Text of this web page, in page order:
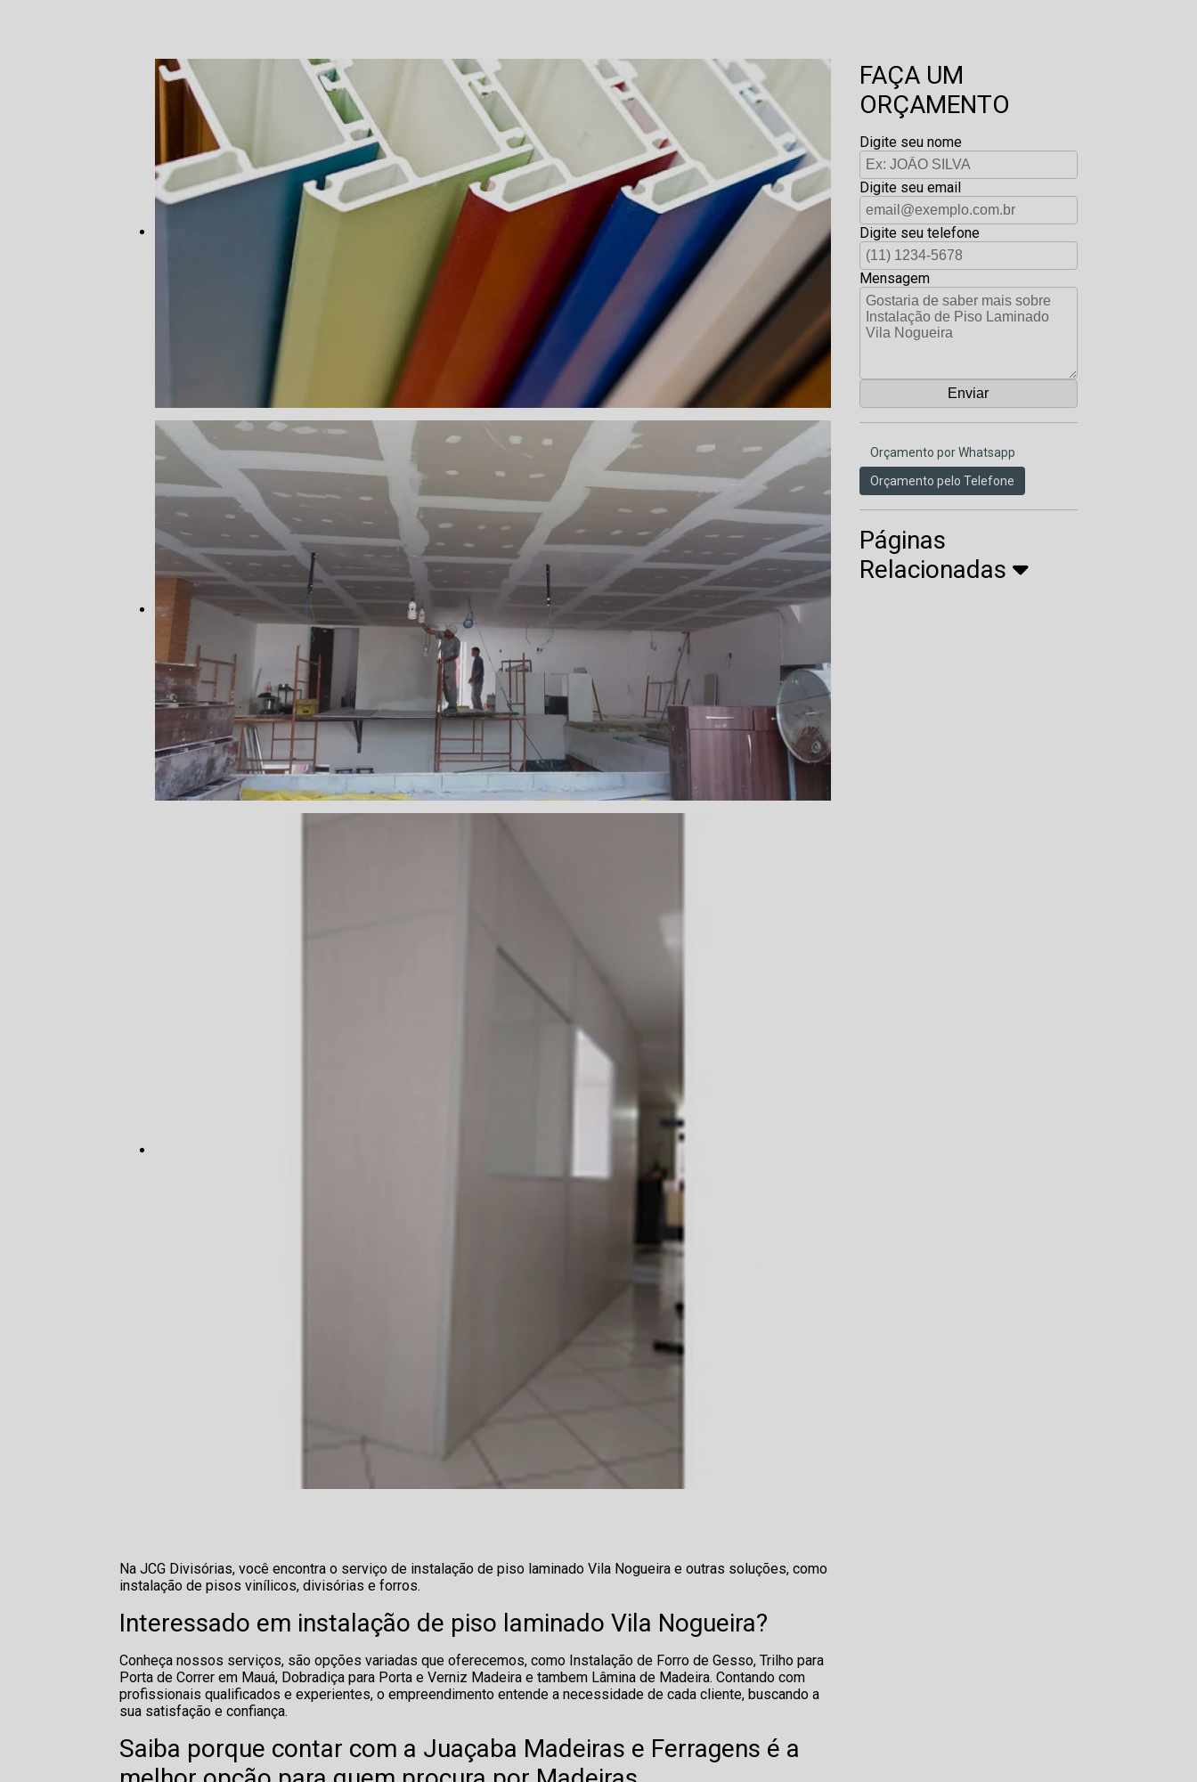
Na JCG Divisórias, você encontra o serviço de instalação de piso laminado Vila Nogueira e outras soluções, como
instalação de pisos vinílicos, divisórias e forros.
Interessado em instalação de piso laminado Vila Nogueira?
Conheça nossos serviços, são opções variadas que oferecemos, como Instalação de Forro de Gesso, Trilho para
Porta de Correr em Mauá, Dobradiça para Porta e Verniz Madeira e tambem Lâmina de Madeira. Contando com
profissionais qualificados e experientes, o empreendimento entende a necessidade de cada cliente, buscando a
sua satisfação e confiança.
Saiba porque contar com a Juaçaba Madeiras e Ferragens é a
FAÇA UM
ORÇAMENTO
Digite seu nome
Digite seu email
Digite seu telefone
Mensagem
Orçamento por Whatsapp
Orçamento pelo Telefone
Páginas
Relacionadas